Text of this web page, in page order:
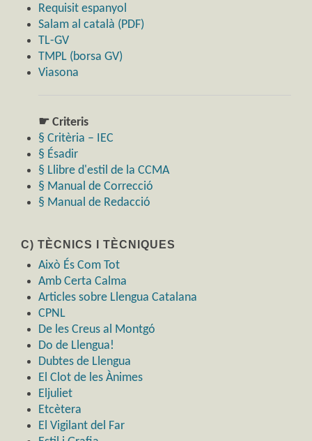
Requisit espanyol
Salam al català (PDF)
TL-GV
TMPL (borsa GV)
Viasona
☛ Criteris
§ Critèria – IEC
§ Ésadir
§ Llibre d'estil de la CCMA
§ Manual de Correcció
§ Manual de Redacció
C) TÈCNICS I TÈCNIQUES
Això És Com Tot
Amb Certa Calma
Articles sobre Llengua Catalana
CPNL
De les Creus al Montgó
Do de Llengua!
Dubtes de Llengua
El Clot de les Ànimes
Eljuliet
Etcètera
El Vigilant del Far